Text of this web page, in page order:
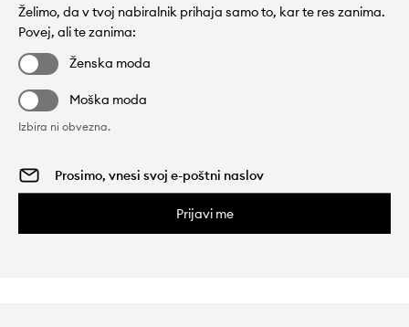
Želimo, da v tvoj nabiralnik prihaja samo to, kar te res zanima.
Povej, ali te zanima:
Ženska moda
Moška moda
Izbira ni obvezna.
Prijavi me